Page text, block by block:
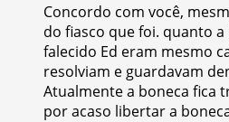
Concordo com você,
do fiasco que foi. quanto
falecido Ed eram mesmo
resolviam e guardavam
Atualmente a boneca fica
por acaso libertar a